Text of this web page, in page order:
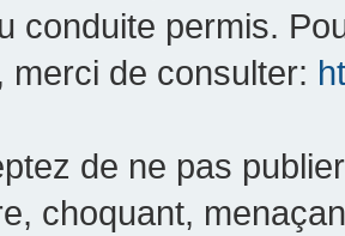
conduite permis.
merci de consulter:
de ne pas
choquant,